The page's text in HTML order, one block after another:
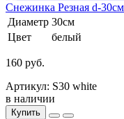
Снежинка Резная d-
Диаметр 30см
Цвет
белый
160 руб.
Артикул: S30 white
в наличии
Купить